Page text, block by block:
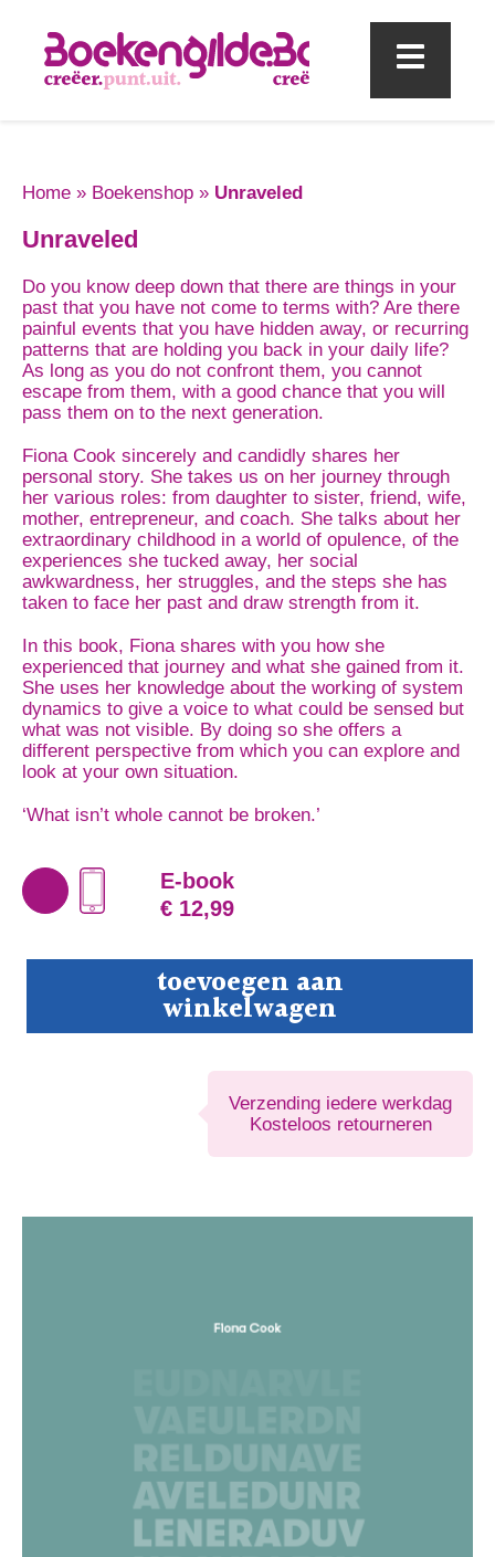
Home » Boekenshop » Unraveled
Unraveled
Do you know deep down that there are things in your
past that you have not come to terms with? Are there
painful events that you have hidden away, or recurring
patterns that are holding you back in your daily life?
As long as you do not confront them, you cannot
escape from them, with a good chance that you will
pass them on to the next generation.
Fiona Cook sincerely and candidly shares her
personal story. She takes us on her journey through
her various roles: from daughter to sister, friend, wife,
mother, entrepreneur, and coach. She talks about her
extraordinary childhood in a world of opulence, of the
experiences she tucked away, her social
awkwardness, her struggles, and the steps she has
taken to face her past and draw strength from it.
In this book, Fiona shares with you how she
experienced that journey and what she gained from it.
She uses her knowledge about the working of system
dynamics to give a voice to what could be sensed but
what was not visible. By doing so she offers a
different perspective from which you can explore and
look at your own situation.
‘What isn’t whole cannot be broken.’
E-book
€ 12,99
toevoegen aan
winkelwagen
Verzending iedere werkdag
Kosteloos retourneren